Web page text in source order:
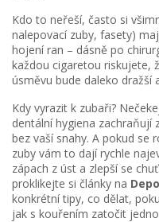
Kdo to neřeší, často si
nalepovací zuby, fasety)
hojení ran – dásně po
každou cigaretou riskujete,
úsměvu bude daleko dražší
Kdy vyrazit k zubaři?
dentální hygiena zachraňují
bez vaší snahy. A pokud se
zuby vám to dají rychle
zápach z úst a zlepší se
proklikejte si články na
konkrétní tipy, co dělat,
jak s kouřením zatočit